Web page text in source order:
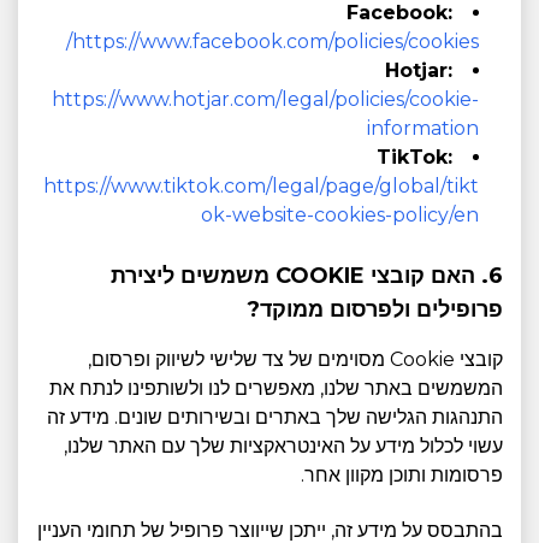
Facebook:
https://www.facebook.com/policies/cookies/
Hotjar:
https://www.hotjar.com/legal/policies/cookie-
information
TikTok:
https://www.tiktok.com/legal/page/global/tikt
ok-website-cookies-policy/en
6. האם קובצי COOKIE משמשים ליצירת
פרופילים ולפרסום ממוקד?
קובצי Cookie מסוימים של צד שלישי לשיווק ופרסום,
המשמשים באתר שלנו, מאפשרים לנו ולשותפינו לנתח את
התנהגות הגלישה שלך באתרים ובשירותים שונים. מידע זה
עשוי לכלול מידע על האינטראקציות שלך עם האתר שלנו,
פרסומות ותוכן מקוון אחר.
בהתבסס על מידע זה, ייתכן שייווצר פרופיל של תחומי העניין